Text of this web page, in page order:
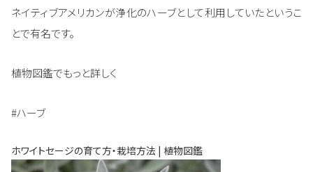
ネイティブアメリカンが浄化のハーブとして利用していたというこ
とで有名です。
植物図鑑でもっと詳しく
#ハーブ
ホワイトセージの育て方・栽培方法 | 植物図鑑